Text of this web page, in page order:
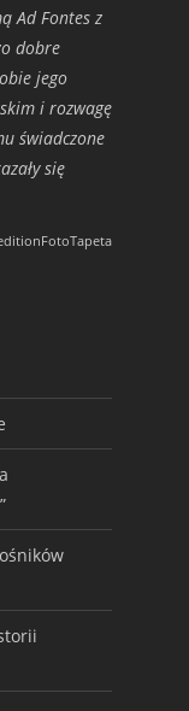
Ad Fontes z
dobre
jego
i rozwagę
świadczone
się
editionFotoTapeta